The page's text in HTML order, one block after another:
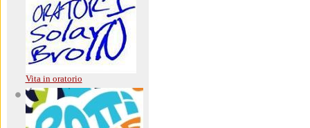
Vita in oratorio